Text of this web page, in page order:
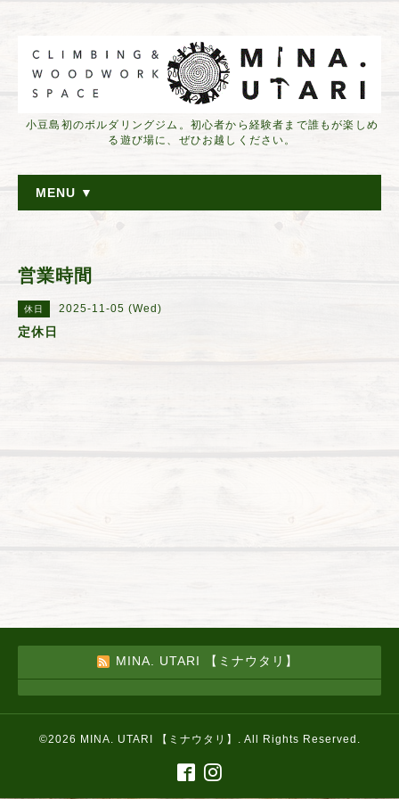
小豆島初のボルダリングジム。初心者から経験者まで誰もが楽しめ
る遊び場に、ぜひお越しください。
MENU ▼
営業時間
休日 2025-11-05 (Wed)
定休日
MINA. UTARI 【ミナウタリ】
©2026 MINA. UTARI 【ミナウタリ】 . All Rights Reserved.